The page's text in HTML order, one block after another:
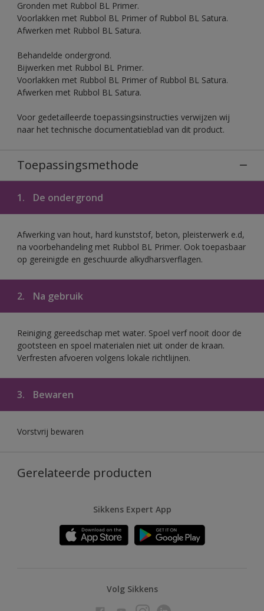
Gronden met Rubbol BL Primer.
Voorlakken met Rubbol BL Primer of Rubbol BL Satura.
Afwerken met Rubbol BL Satura.
Behandelde ondergrond.
Bijwerken met Rubbol BL Primer.
Voorlakken met Rubbol BL Primer of Rubbol BL Satura.
Afwerken met Rubbol BL Satura.
Voor gedetailleerde toepassingsinstructies verwijzen wij
naar het technische documentatieblad van dit product.
Toepassingsmethode
1. De ondergrond
Afwerking van hout, hard kunststof, beton, pleisterwerk e.d,
na voorbehandeling met Rubbol BL Primer. Ook toepasbaar
op gereinigde en geschuurde alkydharsverflagen.
2. Na gebruik
Reiniging gereedschap met water. Spoel verf nooit door de
gootsteen en spoel materialen niet uit onder de kraan.
Verfresten afvoeren volgens lokale richtlijnen.
3. Bewaren
Vorstvrij bewaren
Gerelateerde producten
Sikkens Expert App
Volg Sikkens